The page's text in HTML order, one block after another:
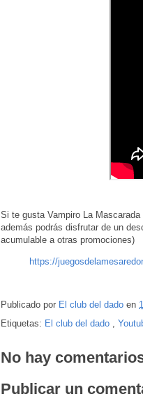
Si te gusta Vampiro La
además podrás disfrutar de un
acumulable a otras promociones)
https://
Publicado por El club del dado en
Etiquetas: El club del dado
No hay
Publicar un